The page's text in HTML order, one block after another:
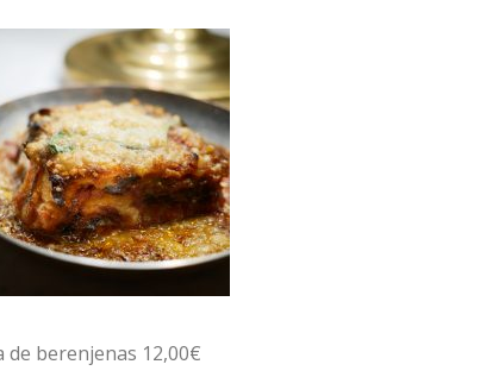
de berenjenas 12,00€